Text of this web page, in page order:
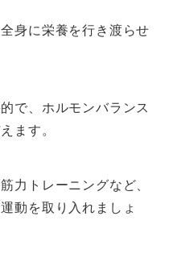
身に栄養を行き渡らせ
で、ホルモンバランス
ます。
力トレーニングなど、
動を取り入れましょ